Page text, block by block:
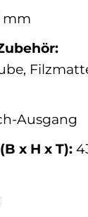
mm
Ausgang
x H x T):